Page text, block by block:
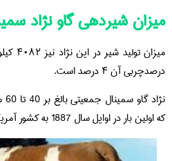
میزان شیردهی گاو نژاد
درصدچربی آن ۴ درصد است.
که اولین بار در اوایل سال 1887 به کشور آمریکا فرستاده شد.